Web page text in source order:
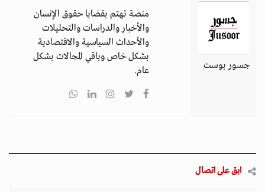
جسور بوست
منصة تهتم بقضايا حقوق الإنسان
والأخبار والدراسات والتحليلات
والأحداث السياسية والاقتصادية
بشكل خاص وباقي المجالات بشكل
عام.
ابق على اتصال